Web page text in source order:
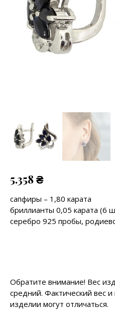
5.358₴
сапфиры – 1,80 карата
бриллианты 0,05 карата (6
серебро 925 пробы,
Обратите внимание! Вес
средний. Фактический вес и
изделии могут отличаться.